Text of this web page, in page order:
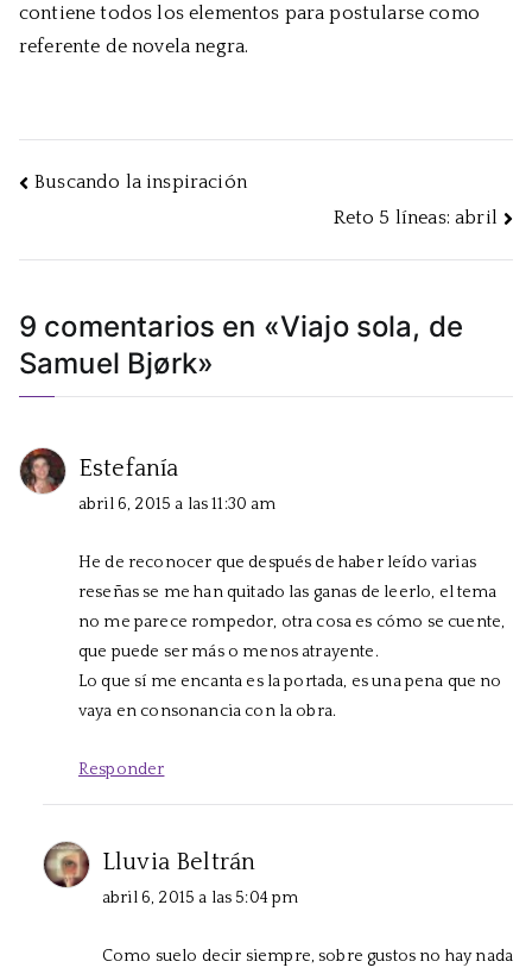
contiene todos los elementos para postularse como
referente de novela negra.
Navegación
Buscando la inspiración
Reto 5 líneas: abril
9 comentarios en «Viajo sola, de
Samuel Bjørk»
Estefanía
abril 6, 2015 a las 11:30 am
He de reconocer que después de haber leído varias
reseñas se me han quitado las ganas de leerlo, el tema
no me parece rompedor, otra cosa es cómo se cuente,
que puede ser más o menos atrayente.
Lo que sí me encanta es la portada, es una pena que no
vaya en consonancia con la obra.
Responder
Lluvia Beltrán
abril 6, 2015 a las 5:04 pm
Como suelo decir siempre, sobre gustos no hay nada